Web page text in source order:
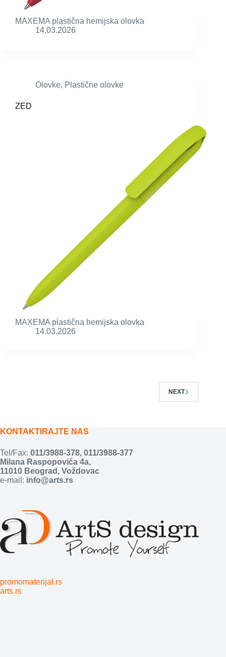
MAXEMA plastična hemijska olovka
14.03.2026
Olovke, Plastične olovke
ZED
MAXEMA plastična hemijska olovka
14.03.2026
NEXT
KONTAKTIRAJTE NAS
Tel/Fax: 011/3988-378, 011/3988-377
Milana Raspopovića 4a,
11010 Beograd, Voždovac
e-mail: info@arts.rs
promomaterijal.rs
arts.rs